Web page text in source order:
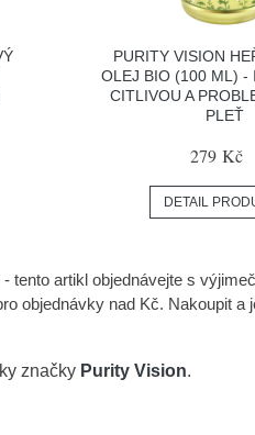
PURITY VISION
OLEJ BIO (100 ML) -
CITLIVOU A
PLEŤ
279 Kč
DETAIL
- tento artikl objednávejte s
objednávky nad Kč. Nakoupit a
značky Purity Vision.